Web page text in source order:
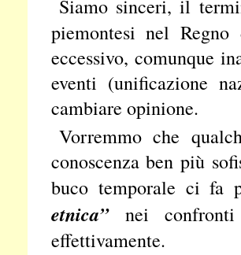
Siamo sinceri, il
piemontesi nel
eccessivo, comunque
eventi (unificazione
cambiare opinione.
Vorremmo che
conoscenza ben più
buco temporale ci fa
etnica”nei confronti
effettivamente.